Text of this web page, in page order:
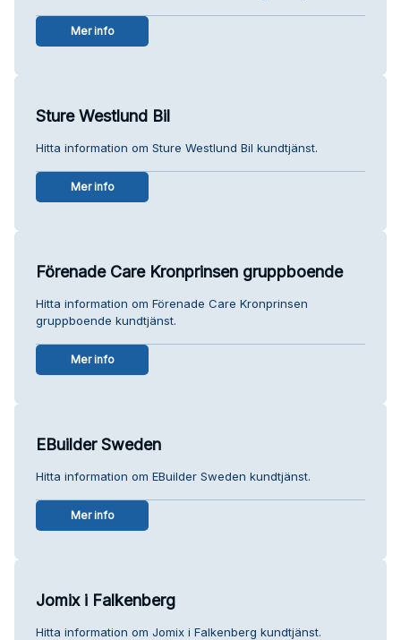
Mer info
Sture Westlund Bil
Hitta information om Sture Westlund Bil kundtjänst.
Mer info
Förenade Care Kronprinsen gruppboende
Hitta information om Förenade Care Kronprinsen
gruppboende kundtjänst.
Mer info
EBuilder Sweden
Hitta information om EBuilder Sweden kundtjänst.
Mer info
Jomix i Falkenberg
Hitta information om Jomix i Falkenberg kundtjänst.